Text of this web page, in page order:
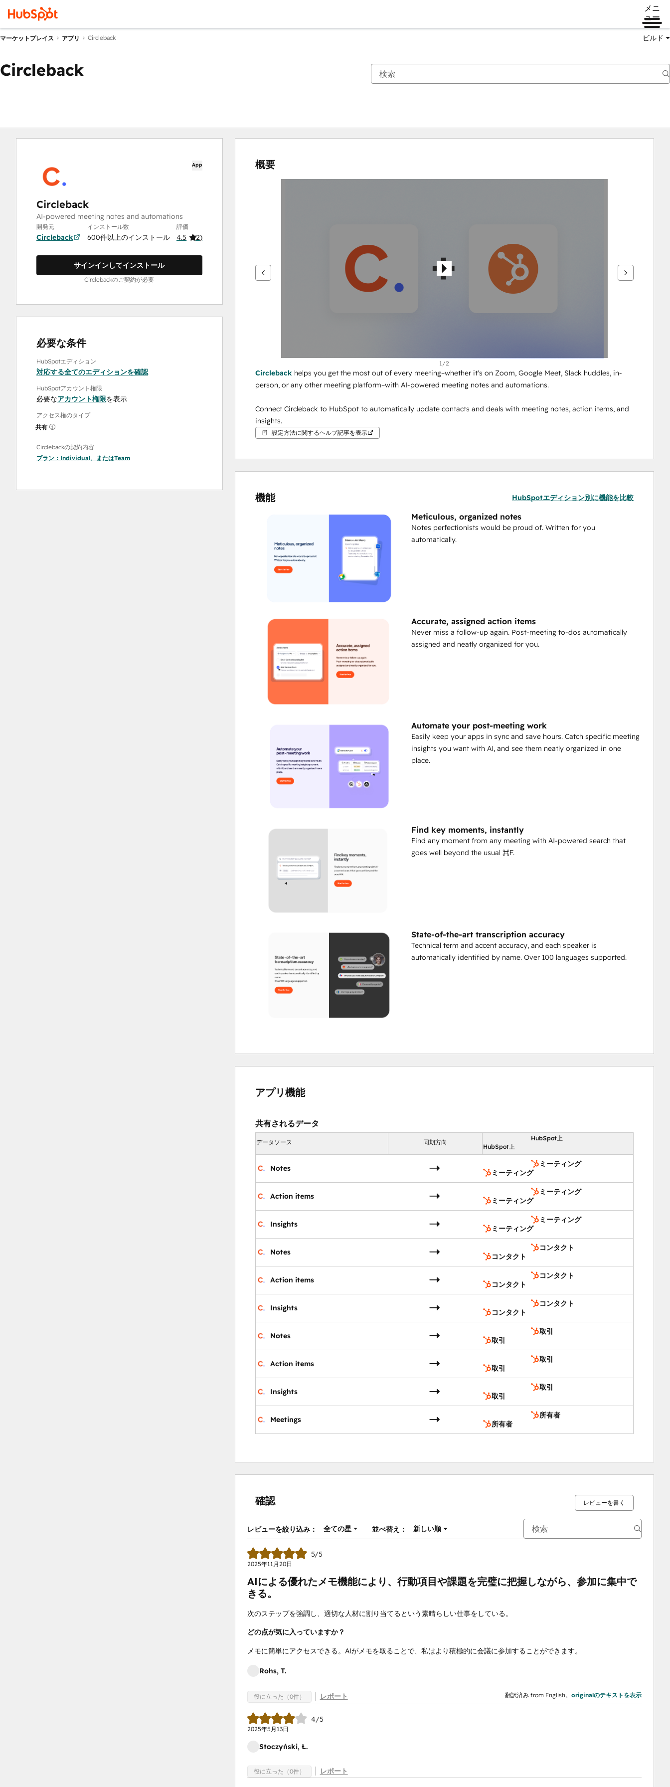
メニ
ュー
マーケットプレイス アプリ Circleback ビルド
Circleback
App
Circleback
AI-powered meeting notes and automations
開発元
Circleback
インストール数
600件以上のインストール
評価
4.5 (2)
サインインしてインストール
Circlebackのご契約が必要
必要な条件
HubSpotエディション
対応する全てのエディションを確認
HubSpotアカウント権限
必要なアカウント権限を表示
アクセス権のタイプ
共有
Circlebackの契約内容
プラン： Individual、またはTeam
概要
す
る
使
用
ま
す
1/2
Circleback helps you get the most out of every meeting–whether it's on Zoom, Google Meet, Slack huddles, in-
person, or any other meeting platform–with AI-powered meeting notes and automations.
Connect Circleback to HubSpot to automatically update contacts and deals with meeting notes, action items, and
insights.
設定方法に関するヘルプ記事を表示
機能 HubSpotエディション別に機能を比較
Meticulous, organized notes
Notes perfectionists would be proud of. Written for you
automatically.
Accurate, assigned action items
Never miss a follow-up again. Post-meeting to-dos automatically
assigned and neatly organized for you.
Automate your post-meeting work
Easily keep your apps in sync and save hours. Catch specific meeting
insights you want with AI, and see them neatly organized in one
place.
Find key moments, instantly
Find any moment from any meeting with AI-powered search that
goes well beyond the usual ⌘F.
State-of-the-art transcription accuracy
Technical term and accent accuracy, and each speaker is
automatically identified by name. Over 100 languages supported.
アプリ機能
共有されるデータ
データソース 同期方向
HubSpot上
HubSpot上
Notes
ミーティング
ミーティング
Action items
ミーティング
ミーティング
Insights
ミーティング
ミーティング
Notes
コンタクト
コンタクト
Action items
コンタクト
コンタクト
Insights
コンタクト
コンタクト
Notes
取引
取引
Action items
取引
取引
Insights
取引
取引
Meetings
所有者
所有者
確認 レビューを書く
レビューを絞り込み： 全ての星 並べ替え： 新しい順
5/5
2025年11月20日
AIによる優れたメモ機能により、行動項目や課題を完璧に把握しながら、参加に集中で
きる。
次のステップを強調し、適切な人材に割り当てるという素晴らしい仕事をしている。
どの点が気に入っていますか？
メモに簡単にアクセスできる。AIがメモを取ることで、私はより積極的に会議に参加することができます。
Rohs, T.
役に立った（0件） レポート 翻訳済み from English。 originalのテキストを表示
4/5
2025年5月13日
Stoczyński, Ł.
役に立った（0件） レポート